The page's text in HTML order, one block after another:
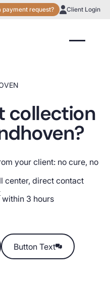
payment request? Client Login
collection
your client: no cure, no
center, direct contact
3 hours
Button Text
Button Text